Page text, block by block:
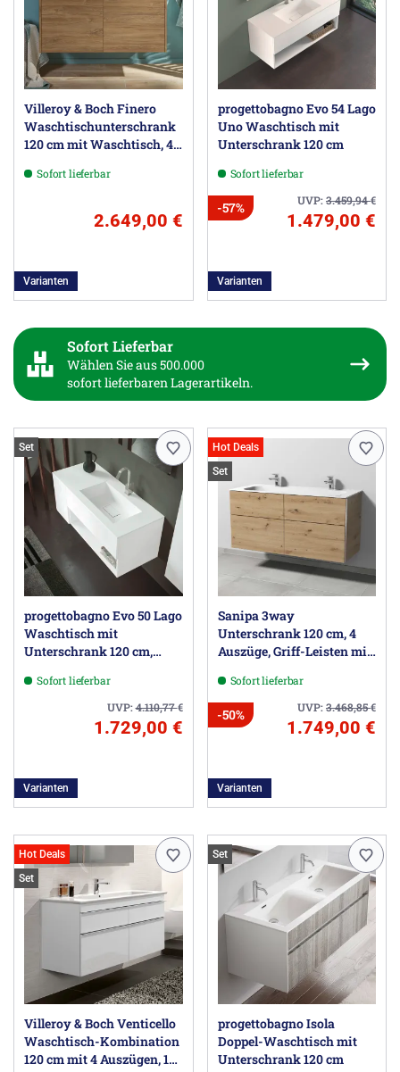
Villeroy & Boch Finero
Waschtischunterschrank
120 cm mit Waschtisch, 4
Sofort lieferbar
2.649,00 €
Varianten
progettobagno Evo 54 Lago
Uno Waschtisch mit
Unterschrank 120 cm
Sofort lieferbar
UVP:3.459,94€
-57%
1.479,00 €
Varianten
Sofort Lieferbar
Wählen Sie aus 500.000
sofort lieferbaren Lagerartikeln.
Set
progettobagno Evo 50 Lago
Waschtisch mit
Unterschrank 120 cm,
Sofort lieferbar
UVP:4.110,77€
1.729,00 €
Varianten
Hot Deals
Set
Sanipa 3way
Unterschrank 120 cm, 4
Auszüge, Griff-Leisten mit
Doppelwaschtisch
Sofort lieferbar
UVP:3.468,85€
-50%
1.749,00 €
Varianten
Hot Deals
Set
Villeroy & Boch Venticello
Waschtisch-Kombination
120 cm mit 4 Auszügen, 1
Set
progettobagno Isola
Doppel-Waschtisch mit
Unterschrank 120 cm